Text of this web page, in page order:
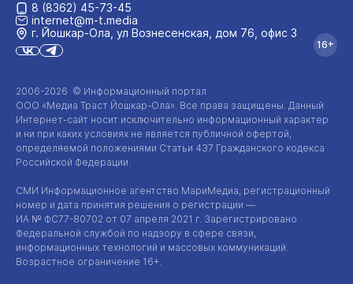
2006-2026 © Информационный портал
ООО «Медиа Траст Йошкар-Ола». Все права защищены. Данный
Интернет-сайт носит исключительно информационный характер
и ни при каких условиях не является публичной офертой,
определяемой положениями Статьи 437 Гражданского кодекса
Российской Федерации.
СМИ Информационное агентство МариМедиа, регистрационный
номер и дата принятия решения о регистрации —
ИА № ФС77-80702 от 07 апреля 2021 г. Зарегистрировано
Федеральной службой по надзору в сфере связи,
информационных технологий и массовых коммуникаций.
Возрастное ограничение 16+.
8 (8362) 45-73-45
internet@m-t.media
г. Йошкар‑Ола, ул Вознесенская, дом 76, офис 3
16+